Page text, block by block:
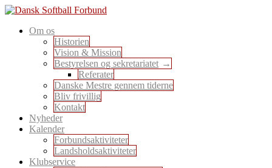
Skip
content
Dansk Softball Forbund
En sport for alle
Om os
Historien
Vision & Mission
Bestyrelsen og sekretariatet
Referater
Danske Mestre gennem tiderne
Bliv frivillig
Kontakt
Nyheder
Kalender
Forbundsaktiviteter
Landsholdsaktiviteter
Klubservice